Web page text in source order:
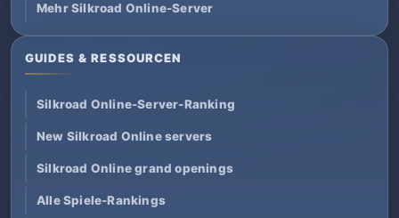
Mehr Silkroad Online-Server
GUIDES & RESSOURCEN
Silkroad Online-Server-Ranking
New Silkroad Online servers
Silkroad Online grand openings
Alle Spiele-Rankings